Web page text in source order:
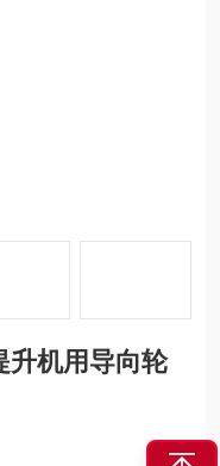
升机用导向轮